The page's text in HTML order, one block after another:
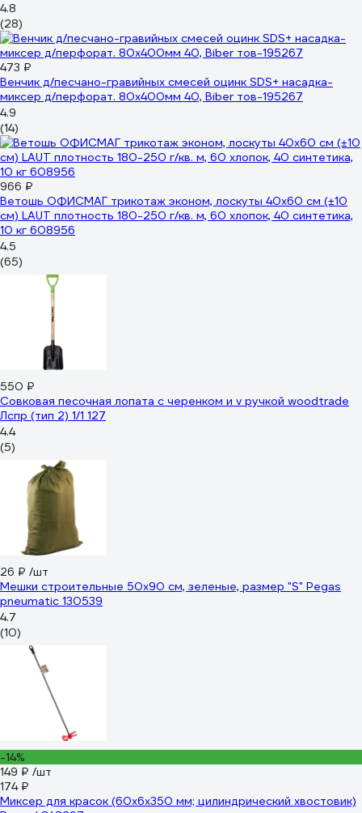
4.8
(28)
473 ₽
Венчик д/песчано-гравийных смесей оцинк SDS+ насадка-
миксер д/перфорат. 80x400мм 40, Biber тов-195267
4.9
(14)
966 ₽
Ветошь ОФИСМАГ трикотаж эконом, лоскуты 40x60 см (±10
см) LAUT плотность 180-250 г/кв. м, 60 хлопок, 40 синтетика,
10 кг 608956
4.5
(65)
550 ₽
Совковая песочная лопата с черенком и v ручкой woodtrade
Лспр (тип 2) 1/1 127
4.4
(5)
26 ₽ /шт
Мешки строительные 50х90 см, зеленые, размер "S" Pegas
pneumatic 130539
4.7
(10)
-14%
149 ₽ /шт
174 ₽
Миксер для красок (60x6х350 мм; цилиндрический хвостовик)